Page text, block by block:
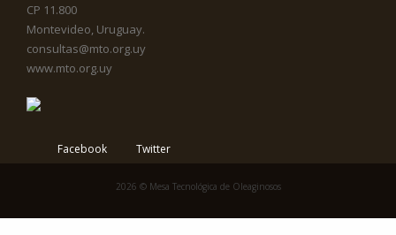
CP 11.800
Montevideo, Uruguay.
consultas@mto.org.uy
www.mto.org.uy
Facebook Twitter
2026 © Mesa Tecnológica de Oleaginosos